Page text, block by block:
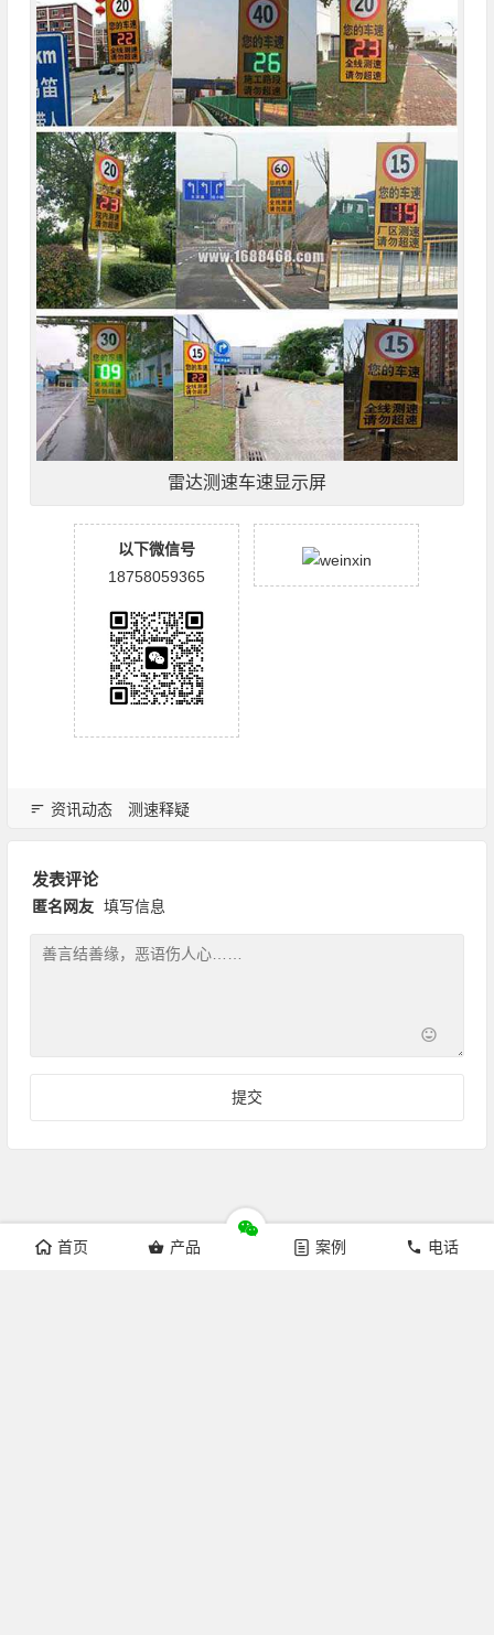
雷达测速车速显示屏
以下微信号
18758059365
资讯动态 测速释疑
发表评论
匿名网友 填写信息
首页 产品 案例 电话